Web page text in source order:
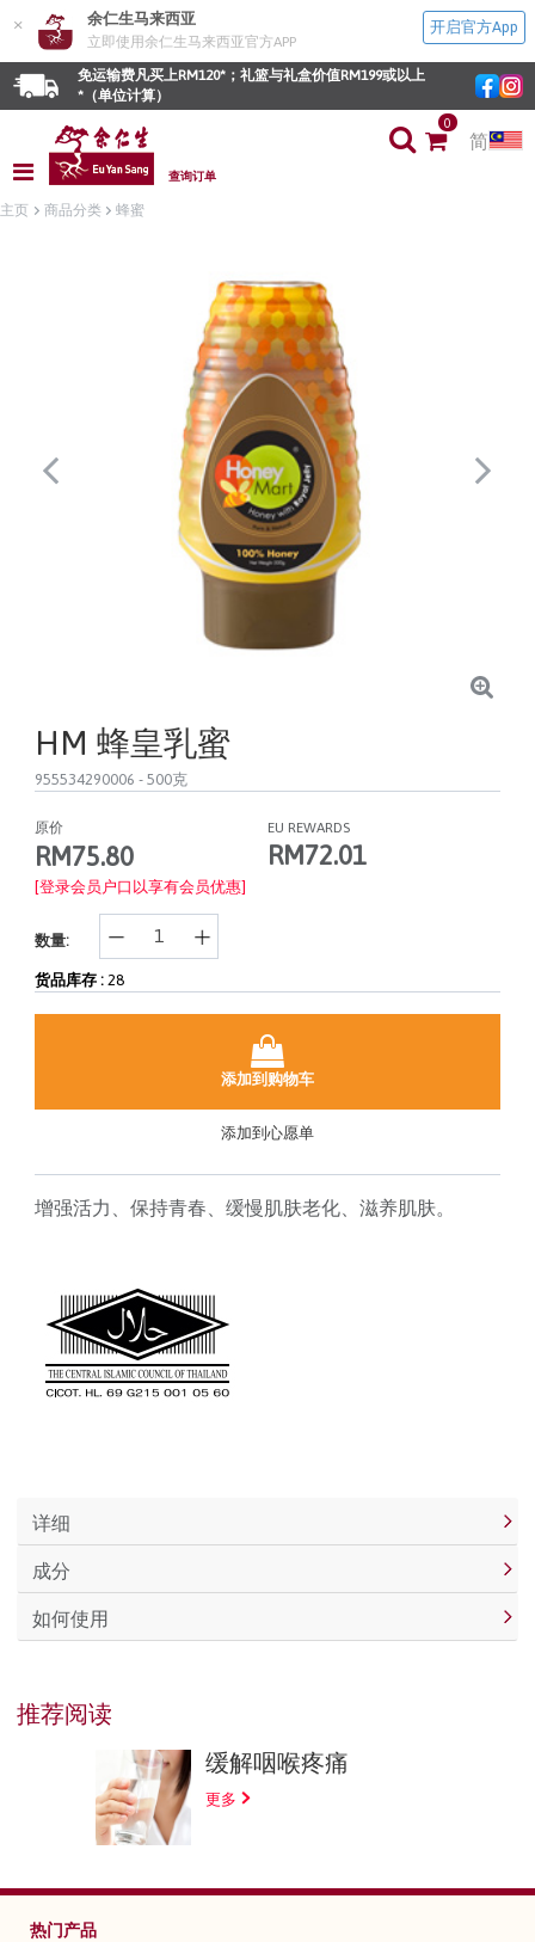
× 余仁生马来西亚
立即使用余仁生马来西亚官方APP
开启官方App
免运输费凡买上RM120*；礼篮与礼盒价值RM199或以上
*（单位计算）
查询订单
0
简
主页 商品分类 蜂蜜
HM 蜂皇乳蜜
955534290006 - 500克
原价
RM75.80
EU REWARDS
RM72.01
[登录会员户口以享有会员优惠]
数量:
货品库存 : 28
添加到购物车
添加到心愿单
增强活力、保持青春、缓慢肌肤老化、滋养肌肤。
详细
成分
如何使用
推荐阅读
缓解咽喉疼痛
更多
热门产品